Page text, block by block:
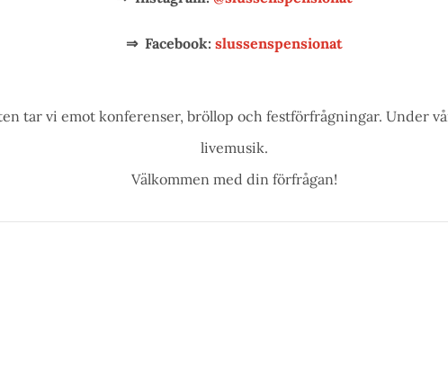
⇒ Facebook: slussenspensionat
tar vi emot konferenser, bröllop och festförfrågningar. Under
livemusik.
Välkommen med din förfrågan!